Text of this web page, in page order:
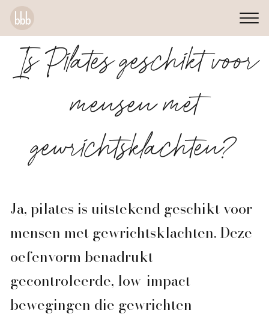
Is Pilates geschikt voor
mensen met
gewrichtsklachten?
Ja, pilates is uitstekend geschikt voor
mensen met gewrichtsklachten. Deze
oefenvorm benadrukt
gecontroleerde, low-impact
bewegingen die gewrichten